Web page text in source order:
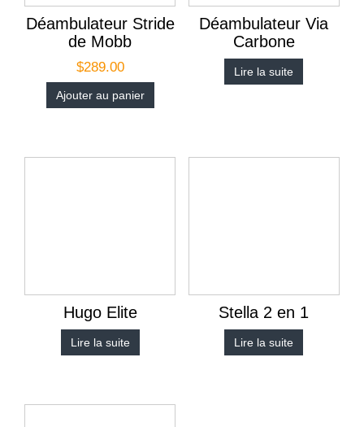
Déambulateur Stride
de Mobb
$289.00
Ajouter au panier
Déambulateur Via
Carbone
Lire la suite
Hugo Elite
Lire la suite
Stella 2 en 1
Lire la suite